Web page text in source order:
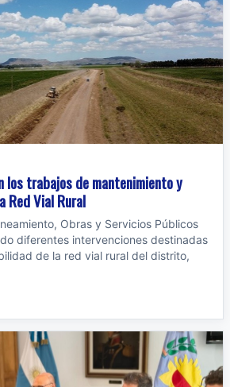
los trabajos de mantenimiento y
Red Vial Rural
Obras y Servicios Públicos
diferentes intervenciones destinadas
de la red vial rural del distrito,